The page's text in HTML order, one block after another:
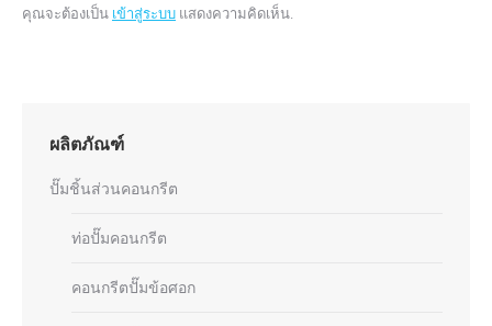
คุณจะต้องเป็น เข้าสู่ระบบ แสดงความคิดเห็น.
ผลิตภัณฑ์
ปั๊มชิ้นส่วนคอนกรีต
ท่อปั๊มคอนกรีต
คอนกรีตปั๊มข้อศอก